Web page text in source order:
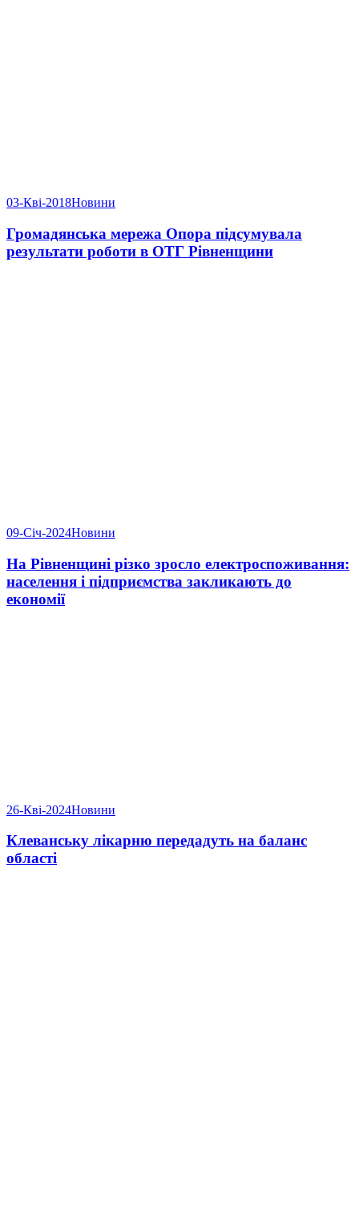
03-Кві-2018Новини
Громадянська мережа Опора підсумувала
результати роботи в ОТГ Рівненщини
09-Січ-2024Новини
На Рівненщині різко зросло електроспоживання:
населення і підприємства закликають до
економії
26-Кві-2024Новини
Клеванську лікарню передадуть на баланс
області